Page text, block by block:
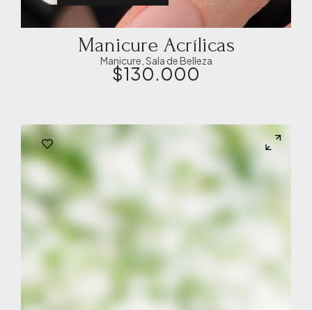
Manicure Acrílicas
Manicure Sala de Belleza
$130.000